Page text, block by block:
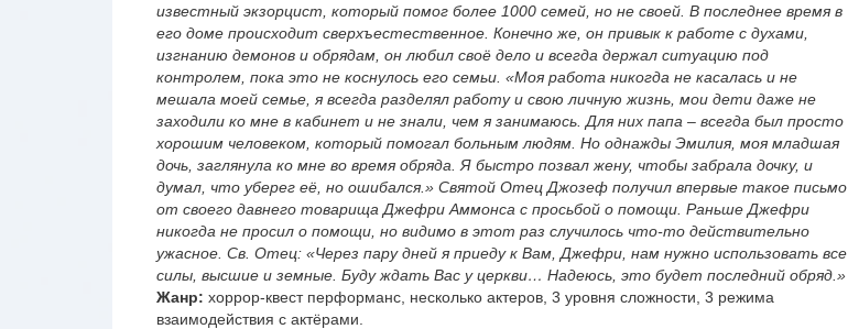
известный экзорцист, который помог более 1000 семей, но не своей. В последнее время в
его доме происходит сверхъестественное. Конечно же, он привык к работе с духами,
изгнанию демонов и обрядам, он любил своё дело и всегда держал ситуацию под
контролем, пока это не коснулось его семьи. «Моя работа никогда не касалась и не
мешала моей семье, я всегда разделял работу и свою личную жизнь, мои дети даже не
заходили ко мне в кабинет и не знали, чем я занимаюсь. Для них папа – всегда был просто
хорошим человеком, который помогал больным людям. Но однажды Эмилия, моя младшая
дочь, заглянула ко мне во время обряда. Я быстро позвал жену, чтобы забрала дочку, и
думал, что уберег её, но ошибался.» Святой Отец Джозеф получил впервые такое письмо
от своего давнего товарища Джефри Аммонса с просьбой о помощи. Раньше Джефри
никогда не просил о помощи, но видимо в этот раз случилось что-то действительно
ужасное. Св. Отец: «Через пару дней я приеду к Вам, Джефри, нам нужно использовать все
силы, высшие и земные. Буду ждать Вас у церкви… Надеюсь, это будет последний обряд.»
Жанр: хоррор-квест перформанс, несколько актеров, 3 уровня сложности, 3 режима
взаимодействия с актёрами.